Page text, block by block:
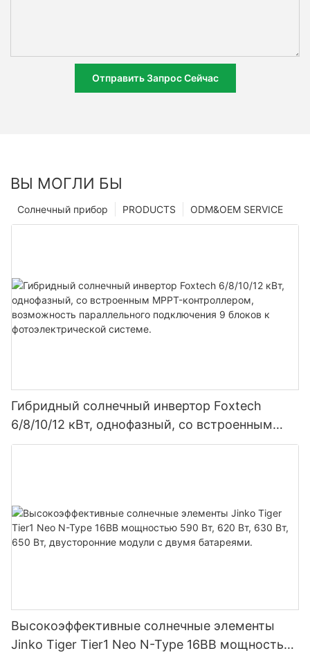
Отправить Запрос Сейчас
ВЫ МОГЛИ БЫ
ODM&OEM SERVICE
PRODUCTS
Солнечный прибор
Гибридный солнечный инвертор Foxtech
6/8/10/12 кВт, однофазный, со встроенным
MPPT-контроллером, возможность
Высокоэффективные солнечные элементы
Jinko Tiger Tier1 Neo N-Type 16BB мощностью